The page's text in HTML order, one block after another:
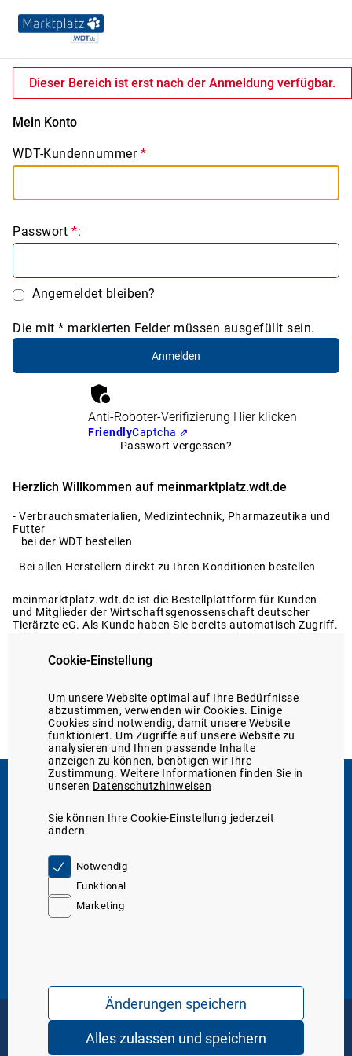
Dieser Bereich ist erst nach der Anmeldung verfügbar.
Mein Konto
WDT-Kundennummer *
Passwort *:
Angemeldet bleiben?
Die mit * markierten Felder müssen ausgefüllt sein.
Anti-Roboter-Verifizierung Hier klicken
FriendlyCaptcha ⇗
Passwort vergessen?
Herzlich Willkommen auf meinmarktplatz.wdt.de
- Verbrauchsmaterialien, Medizintechnik, Pharmazeutika und
Futter
bei der WDT bestellen
- Bei allen Herstellern direkt zu Ihren Konditionen bestellen
meinmarktplatz.wdt.de ist die Bestellplattform für Kunden
und Mitglieder der Wirtschaftsgenossenschaft deutscher
Tierärzte eG. Als Kunde haben Sie bereits automatisch Zugriff.
Möchten Sie Kunde werden oder liegen Registrierungsdaten
Dann melden Sie sich gerne bei uns.
Registrierung anfragen
Sie erreichen uns
telefonisch unter:
05131/705-131
Server IP. 10
Über den Marktplatz
Formular: Meldung einer Nebenwirkung
WDT-Katalog 2026 (digital)
Häufig gestellte Fragen (FAQ)
Fracht- und Rechnungsversand
Copyright © 2026 WDT - das Tierarztunternehmen. Alle Rechte
AGB Impressum
Cookie-Einstellung
Um unsere Website optimal auf Ihre Bedürfnisse
abzustimmen, verwenden wir Cookies. Einige
Cookies sind notwendig, damit unsere Website
funktioniert. Um Zugriffe auf unsere Website zu
analysieren und Ihnen passende Inhalte
anzeigen zu können, benötigen wir Ihre
Zustimmung. Weitere Informationen finden Sie in
unseren Datenschutzhinweisen
Sie können Ihre Cookie-Einstellung jederzeit
ändern.
Notwendig
Funktional
Marketing
Änderungen speichern
Alles zulassen und speichern